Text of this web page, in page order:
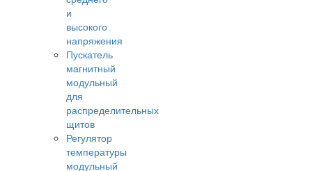
и
высокого
напряжения
Пускатель
магнитный
модульный
для
распределительных
щитов
Регулятор
температуры
модульный